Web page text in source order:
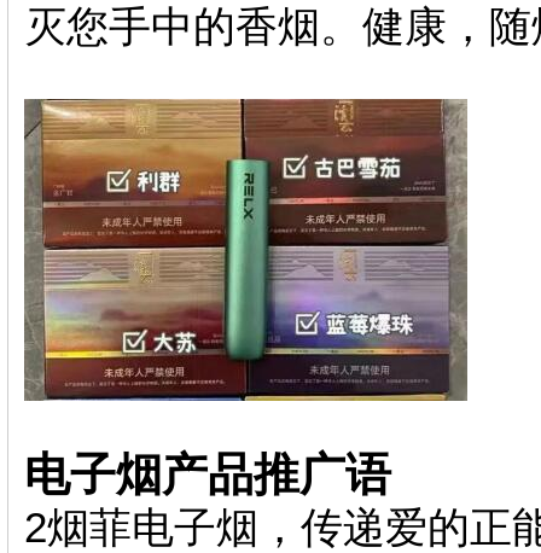
灭您手中的香烟。健康，
电子烟产品推广语
2烟菲电子烟，传递爱的正能